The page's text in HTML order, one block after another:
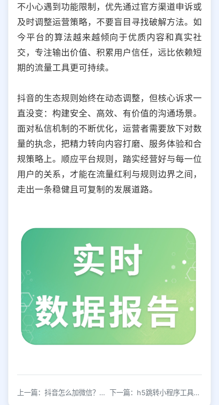
不小心遇到功能限制，优先通过官方渠道申诉或
及时调整运营策略，不要盲目寻找破解方法。如
今平台的算法越来越倾向于优质内容和真实社
交，专注输出价值、积累用户信任，远比依赖短
期的流量工具更可持续。
抖音的生态规则始终在动态调整，但核心诉求一
直没变：构建安全、高效、有价值的沟通场景。
面对私信机制的不断优化，运营者需要放下对数
量的执念，把精力转向内容打磨、服务体验和合
规策略上。顺应平台规则，踏实经营好与每一位
用户的关系，才能在流量红利与规则边界之间，
走出一条稳健且可复制的发展道路。
上一篇：抖音怎么加微信？抖音卡片式营销怎么做？ 下一篇：h5跳转小程序工具，在线生成跳转链接